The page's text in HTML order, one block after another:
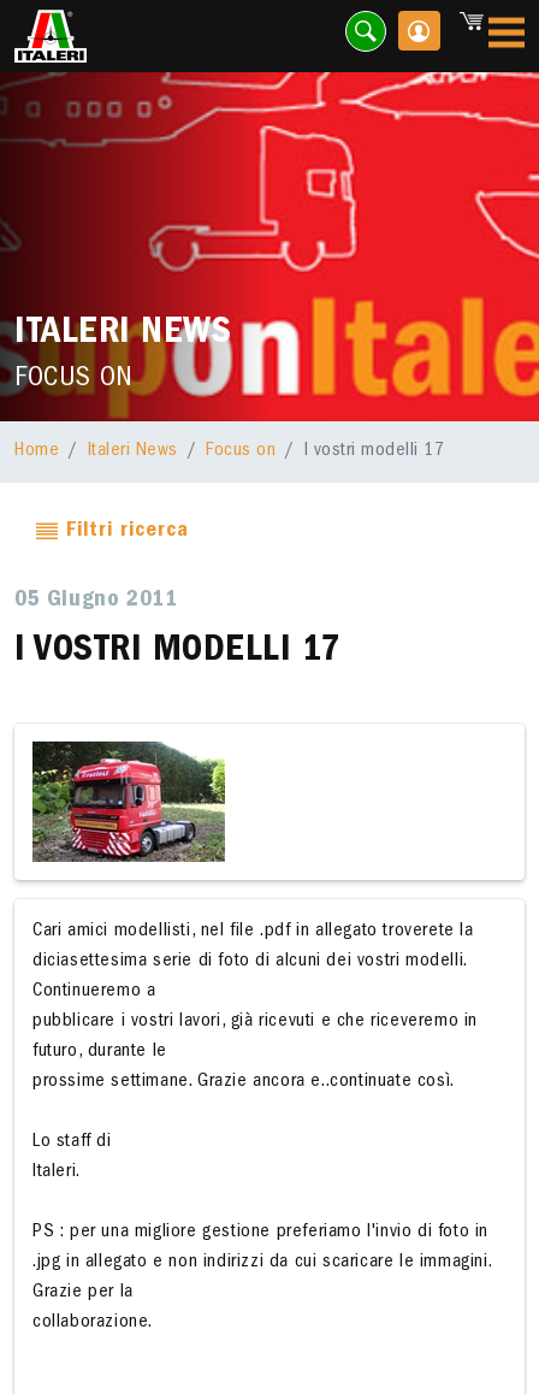
ITALERI NEWS
FOCUS ON
Home Italeri News Focus on I vostri modelli 17
Filtri ricerca
05 Giugno 2011
I VOSTRI MODELLI 17
Cari amici modellisti, nel file .pdf in allegato troverete la
diciasettesima serie di foto di alcuni dei vostri modelli.
Continueremo a
pubblicare i vostri lavori, già ricevuti e che riceveremo in
futuro, durante le
prossime settimane. Grazie ancora e..continuate così.
Lo staff di
Italeri.
PS : per una migliore gestione preferiamo l'invio di foto in
.jpg in allegato e non indirizzi da cui scaricare le immagini.
Grazie per la
collaborazione.